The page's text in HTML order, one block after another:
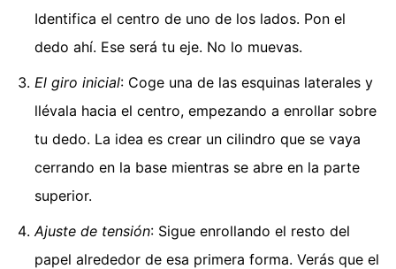
Identifica el centro de uno de los lados. Pon el
dedo ahí. Ese será tu eje. No lo muevas.
El giro inicial: Coge una de las esquinas laterales y
llévala hacia el centro, empezando a enrollar sobre
tu dedo. La idea es crear un cilindro que se vaya
cerrando en la base mientras se abre en la parte
superior.
Ajuste de tensión: Sigue enrollando el resto del
papel alrededor de esa primera forma. Verás que el